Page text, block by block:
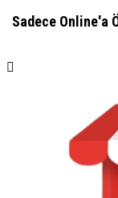
Sadece Online'a